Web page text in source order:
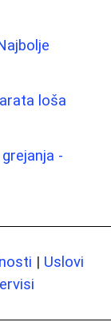
loša
-
| Uslovi